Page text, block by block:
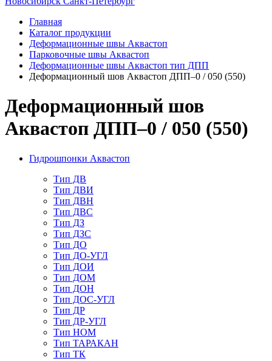
Главная
Каталог продукции
Деформационные швы Аквастоп
Парковочные швы Аквастоп
Деформационные швы Аквастоп тип ДПП
Деформационный шов Аквастоп ДПП–0 / 050 (550)
Деформационный шов
Аквастоп ДПП–0 / 050 (550)
Гидрошпонки Аквастоп
Тип ДВ
Тип ДВИ
Тип ДВН
Тип ДВС
Тип ДЗ
Тип ДЗС
Тип ДО
Тип ДО-УГЛ
Тип ДОИ
Тип ДОМ
Тип ДОН
Тип ДОС-УГЛ
Тип ДР
Тип ДР-УГЛ
Тип НОМ
Тип ТАРАКАН
Тип ТК